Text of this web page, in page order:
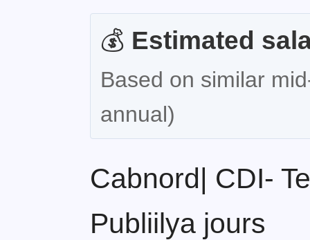
💰 Estimated
Based on similar
annual)
Cabnord| CDI-
Publiilya jours